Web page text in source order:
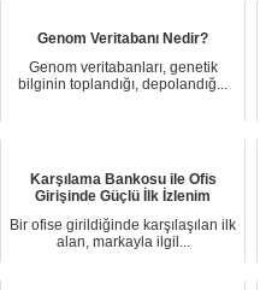
Genom Veritabanı Nedir?
Genom veritabanları, genetik
bilginin toplandığı, depolandığ...
Karşılama Bankosu ile Ofis
Girişinde Güçlü İlk İzlenim
Bir ofise girildiğinde karşılaşılan ilk
alan, markayla ilgil...